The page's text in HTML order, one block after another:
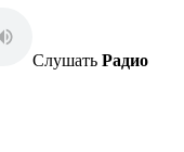
Слушать Радио